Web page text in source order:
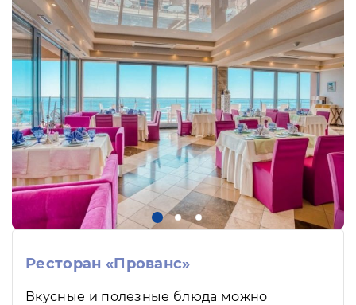
Ресторан «Прованс»
Вкусные и полезные блюда можно